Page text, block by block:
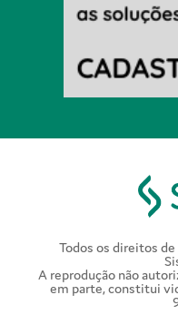
Todos os direitos
A reprodução não
em parte, constitui